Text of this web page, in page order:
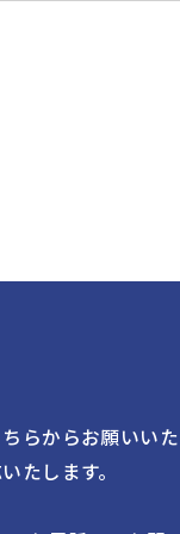
らからお願いい
たします。